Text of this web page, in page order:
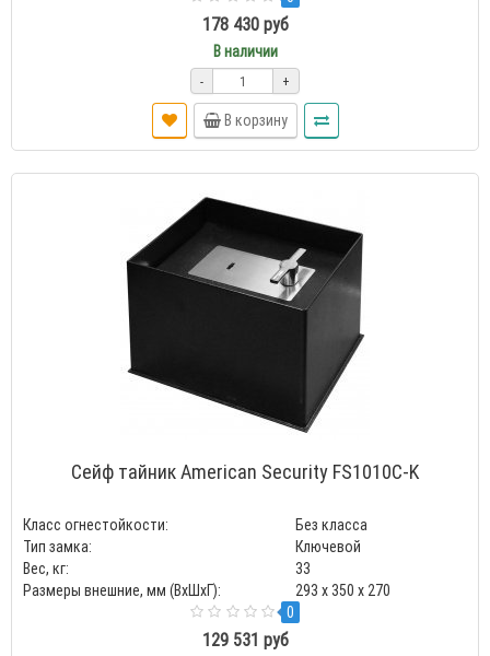
178 430 руб
В наличии
- +
В корзину
Сейф тайник American Security FS1010C-K
Класс огнестойкости:
Без класса
Тип замка:
Ключевой
Вес, кг:
33
Размеры внешние, мм (ВхШхГ):
293 x 350 x 270
0
129 531 руб